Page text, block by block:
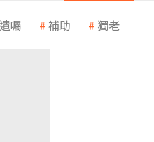
囑 補助 獨老